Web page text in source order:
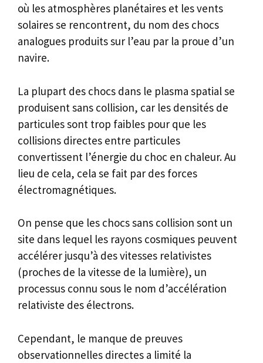
où les atmosphères planétaires et les vents
solaires se rencontrent, du nom des chocs
analogues produits sur l’eau par la proue d’un
navire.
La plupart des chocs dans le plasma spatial se
produisent sans collision, car les densités de
particules sont trop faibles pour que les
collisions directes entre particules
convertissent l’énergie du choc en chaleur. Au
lieu de cela, cela se fait par des forces
électromagnétiques.
On pense que les chocs sans collision sont un
site dans lequel les rayons cosmiques peuvent
accélérer jusqu’à des vitesses relativistes
(proches de la vitesse de la lumière), un
processus connu sous le nom d’accélération
relativiste des électrons.
Cependant, le manque de preuves
observationnelles directes a limité la